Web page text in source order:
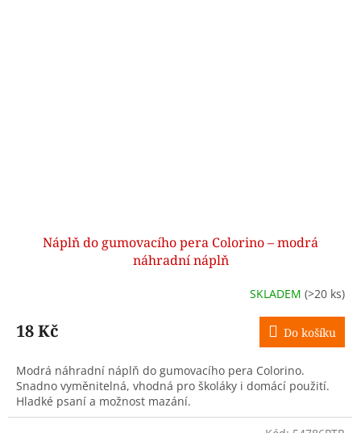
Náplň do gumovacího pera Colorino – modrá
náhradní náplň
SKLADEM (>20 ks)
18 Kč Do košíku
Modrá náhradní náplň do gumovacího pera Colorino.
Snadno vyměnitelná, vhodná pro školáky i domácí použití.
Hladké psaní a možnost mazání.